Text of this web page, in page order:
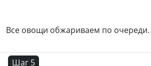
Все овощи обжариваем по очереди.
Шаг 5